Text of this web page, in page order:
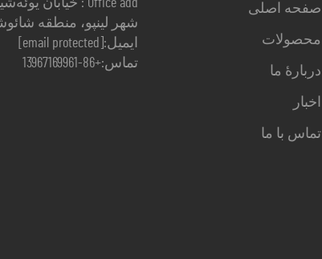
صفحه اصلی
محصولات
دربارهٔ ما
اخبار
تماس با ما
شهر لینپو، منطقه
ایمیل:
تماس:+86-13967169961